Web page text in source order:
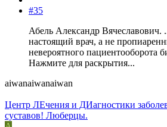
#35
Абель Александр Вячеславович.
настоящий врач, а не
невероятного пациентооборота
Нажмите для раскрытия...
aiwanaiwanaiwan
Центр ЛЕчения и ДИагностики
суставов! Люберцы.